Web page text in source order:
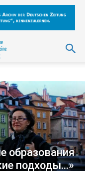
образования
подходы…»